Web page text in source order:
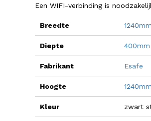
Een WIFI-verbinding is
Breedte 1240mm
Diepte 400mm
Fabrikant Esafe
Hoogte 1240mm
Kleur zwart